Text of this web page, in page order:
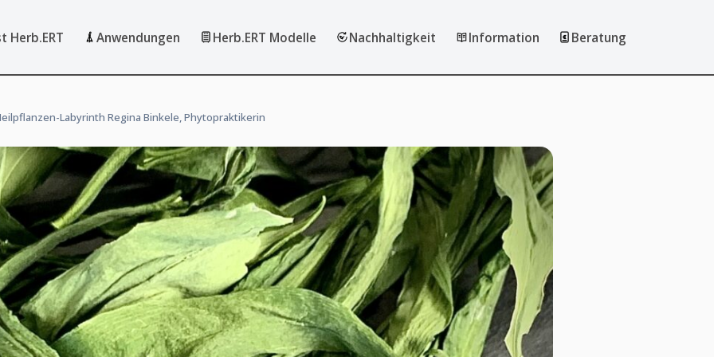
Herb.ERT Anwendungen Herb.ERT Modelle Nachhaltigkeit Information Beratung
Labyrinth Regina Binkele, Phytopraktikerin